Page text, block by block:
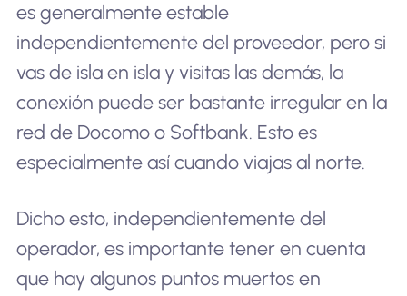
es generalmente estable
independientemente del proveedor, pero si
vas de isla en isla y visitas las demás, la
conexión puede ser bastante irregular en la
red de Docomo o Softbank. Esto es
especialmente así cuando viajas al norte.
Dicho esto, independientemente del
operador, es importante tener en cuenta
que hay algunos puntos muertos en